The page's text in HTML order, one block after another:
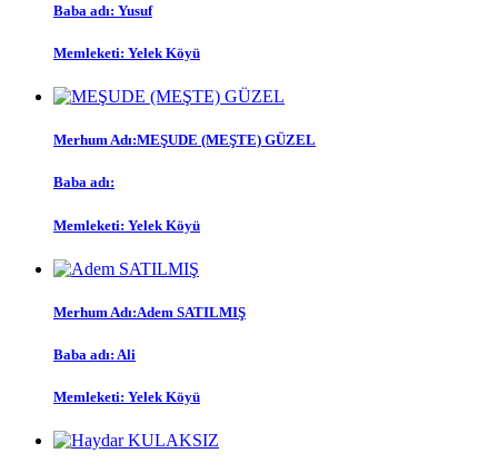
Baba adı: Yusuf
Memleketi: Yelek Köyü
Merhum Adı:MEŞUDE (MEŞTE) GÜZEL
Baba adı:
Memleketi: Yelek Köyü
Merhum Adı:Adem SATILMIŞ
Baba adı: Ali
Memleketi: Yelek Köyü